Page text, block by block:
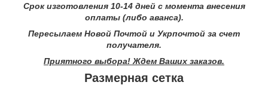
Срок изготовления 10-14 дней с момента внесения
оплаты (либо аванса).
Пересылаем Новой Почтой и Укрпочтой за счет
получателя.
Приятного выбора! Ждем Ваших заказов.
Размерная сетка